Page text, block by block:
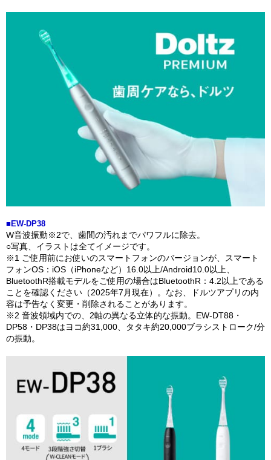
■EW-DP38
W音波振動※2で、歯間の汚れまでパワフルに除去。
○写真、イラストは全てイメージです。
※1 ご使用前にお使いのスマートフォンのバージョンが、スマート
フォンOS：iOS（iPhoneなど）16.0以上/Android10.0以上、
BluetoothR搭載モデルをご使用の場合はBluetoothR：4.2以上である
ことを確認ください（2025年7月現在）。なお、ドルツアプリの内
容は予告なく変更・削除されることがあります。
※2 音波領域内での、2軸の異なる立体的な振動。EW-DT88・
DP58・DP38はヨコ約31,000、タタキ約20,000ブラシストローク/分
の振動。